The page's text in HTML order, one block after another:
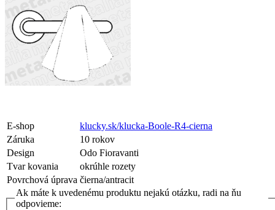
E-shop
klucky.sk/klucka-Boole-R4-cierna
Záruka
10 rokov
Design
Odo Fioravanti
Tvar kovania
okrúhle rozety
Povrchová úprava čierna/antracit
Ak máte k uvedenému produktu nejakú otázku, radi na ňu
odpovieme: